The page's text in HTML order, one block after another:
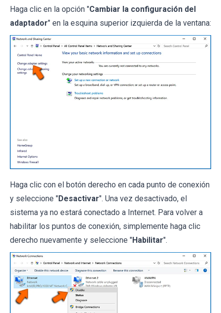
Haga clic en la opción "Cambiar la configuración del
adaptador" en la esquina superior izquierda de la ventana:
Haga clic con el botón derecho en cada punto de conexión
y seleccione "Desactivar". Una vez desactivado, el
sistema ya no estará conectado a Internet. Para volver a
habilitar los puntos de conexión, simplemente haga clic
derecho nuevamente y seleccione "Habilitar".